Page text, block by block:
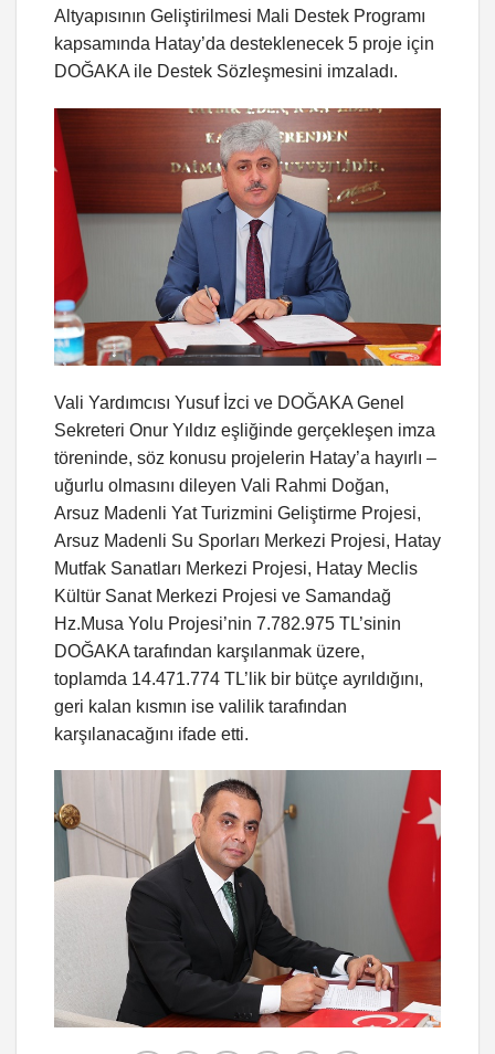
Altyapısının Geliştirilmesi Mali Destek Programı
kapsamında Hatay’da desteklenecek 5 proje için
DOĞAKA ile Destek Sözleşmesini imzaladı.
Vali Yardımcısı Yusuf İzci ve DOĞAKA Genel
Sekreteri Onur Yıldız eşliğinde gerçekleşen imza
töreninde, söz konusu projelerin Hatay’a hayırlı –
uğurlu olmasını dileyen Vali Rahmi Doğan,
Arsuz Madenli Yat Turizmini Geliştirme Projesi,
Arsuz Madenli Su Sporları Merkezi Projesi, Hatay
Mutfak Sanatları Merkezi Projesi, Hatay Meclis
Kültür Sanat Merkezi Projesi ve Samandağ
Hz.Musa Yolu Projesi’nin 7.782.975 TL’sinin
DOĞAKA tarafından karşılanmak üzere,
toplamda 14.471.774 TL’lik bir bütçe ayrıldığını,
geri kalan kısmın ise valilik tarafından
karşılanacağını ifade etti.